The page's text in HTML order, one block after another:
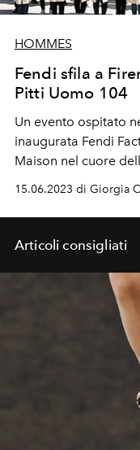
HOMMES
Fendi sfila a
Pitti Uomo 104
Un evento ospitato
inaugurata Fendi
Maison nel cuore
l'attore francese
dei The Boy, Hero
Massimiliano Caiazzo
15.06.2023 di Giorgia
Articoli consigliati